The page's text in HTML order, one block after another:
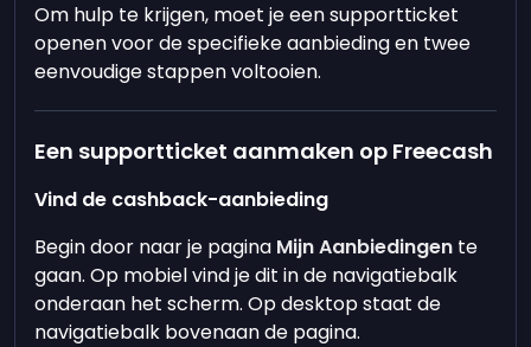
Om hulp te krijgen, moet je een supportticket
openen voor de specifieke aanbieding en twee
eenvoudige stappen voltooien.
Een supportticket aanmaken op Freecash
Vind de cashback-aanbieding
Begin door naar je pagina Mijn Aanbiedingen te
gaan. Op mobiel vind je dit in de navigatiebalk
onderaan het scherm. Op desktop staat de
navigatiebalk bovenaan de pagina.